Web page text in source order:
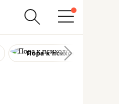
Пора к психологу